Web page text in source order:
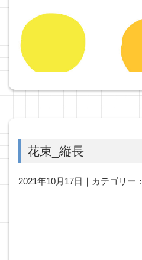
花束_縦長
2021年10月17日｜カテゴリー：